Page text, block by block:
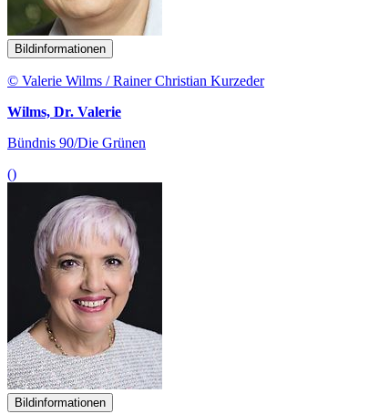
Bildinformationen
© Valerie Wilms / Rainer Christian Kurzeder
Wilms, Dr. Valerie
Bündnis 90/Die Grünen
()
Bildinformationen